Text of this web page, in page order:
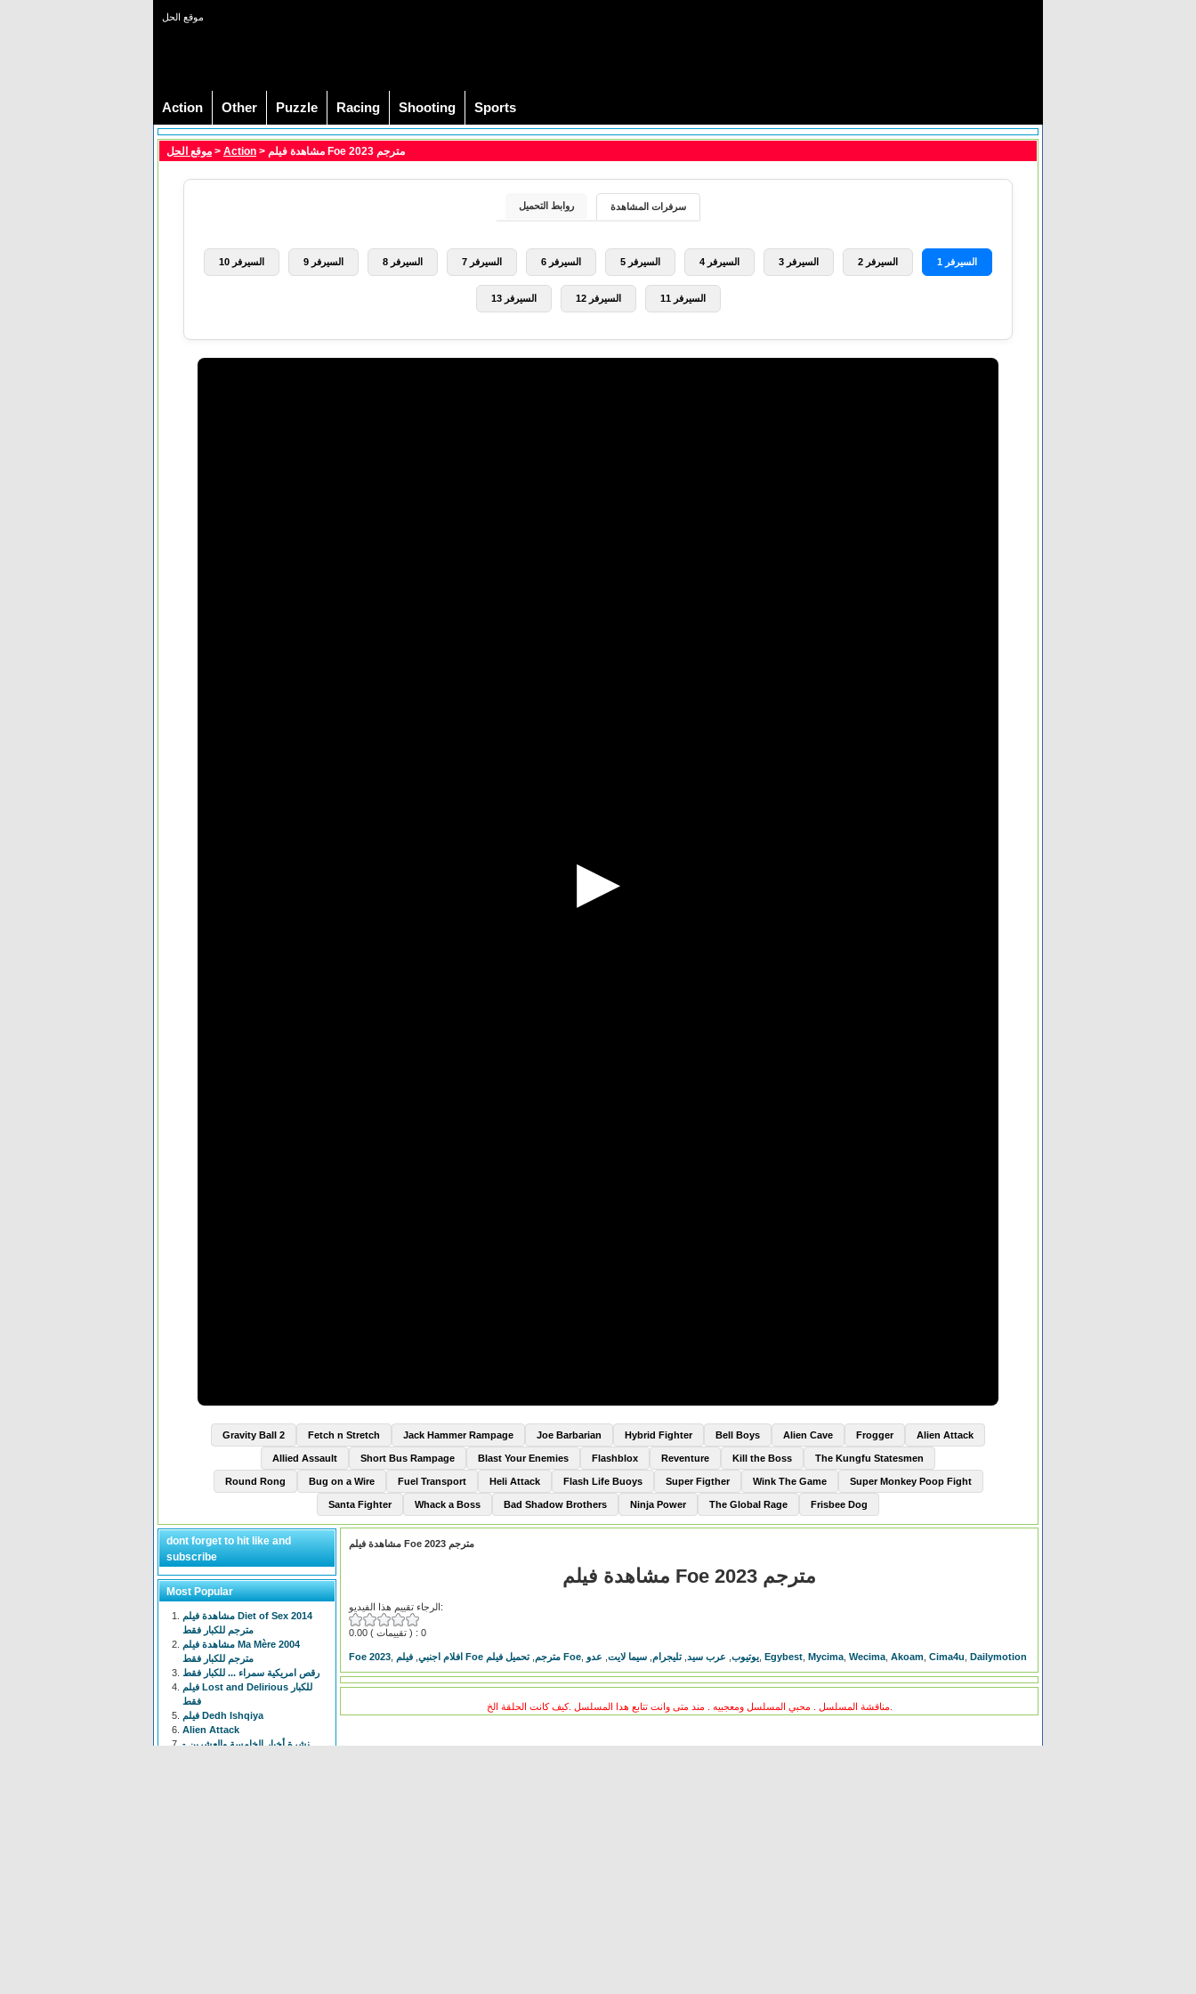
موقع الحل
Action Other Puzzle Racing Shooting Sports
موقع الحل > Action > مشاهدة فيلم Foe 2023 مترجم
سرفرات المشاهدة روابط التحميل
السيرفر 1 السيرفر 2 السيرفر 3 السيرفر 4 السيرفر 5 السيرفر 6 السيرفر 7 السيرفر 8 السيرفر 9 السيرفر 10
السيرفر 11 السيرفر 12 السيرفر 13
Alien Attack
Frogger
Alien Cave
Bell Boys
Hybrid Fighter
Joe Barbarian
Jack Hammer Rampage
Fetch n Stretch
Gravity Ball 2
The Kungfu Statesmen
Kill the Boss
Reventure
Flashblox
Blast Your Enemies
Short Bus Rampage
Allied Assault
Super Monkey Poop Fight
Wink The Game
Super Figther
Flash Life Buoys
Heli Attack
Fuel Transport
Bug on a Wire
Round Rong
Frisbee Dog
The Global Rage
Ninja Power
Bad Shadow Brothers
Whack a Boss
Santa Fighter
مشاهدة فيلم Foe 2023 مترجم
مشاهدة فيلم Foe 2023 مترجم
الرجاء تقييم هذا الفيديو:
0.00 ( تقييمات ) : 0
Foe 2023 افلام اجنبي فيلم Foe مترجم , تحميل فيلم Foe يوتيوب عرب سيد ,تليجرام سيما لايت عدو Egybest Mycima Wecima Akoam Cima4u Dailymotion
dont forget to hit like and
subscribe
Most Popular
مشاهدة فيلم Diet of Sex 2014
مترجم للكبار فقط
مشاهدة فيلم Ma Mère 2004
مترجم للكبار فقط
رقص امريكية سمراء ... للكبار فقط
فيلم Lost and Delirious للكبار
فقط
فيلم Dedh Ishqiya
Alien Attack
نشرة أخبار الخامسة والعشرين -